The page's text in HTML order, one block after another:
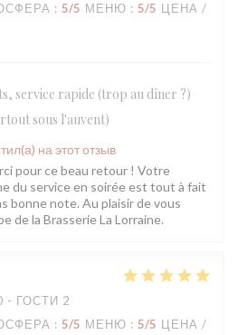
: 5/5 МЕНЮ : 5/5 ЦЕНА /
service rapide (trop au dîner ?)
sous l'auvent)
на этот отзыв
pour ce beau retour ! Votre
du service en soirée est tout à fait
bonne note. Au plaisir de vous
de la Brasserie La Lorraine.
- ГОСТИ 2
: 5/5 МЕНЮ : 5/5 ЦЕНА /